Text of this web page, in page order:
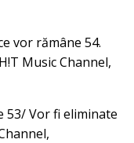
vor rămâne 54.
Music Channel,
53/ Vor fi eliminate